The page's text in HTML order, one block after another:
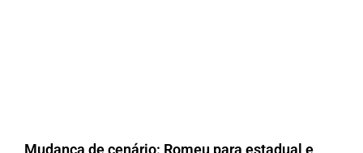
Mudança de cenário: Romeu para estadual e